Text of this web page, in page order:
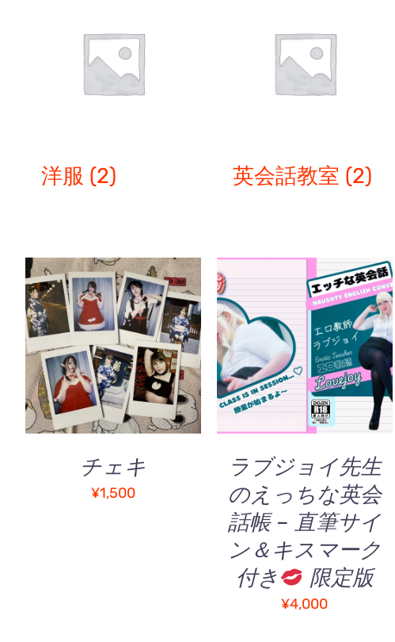
洋服 (2) 英会話教室 (2)
お買い物カゴに追加
/
QUICK VIEW
チェキ
¥1,500
お買い物カゴに追加
/
QUICK VIEW
ラブジョイ先生
のえっちな英会
話帳 – 直筆サイ
ン＆キスマーク
付き
限定版
¥4,000